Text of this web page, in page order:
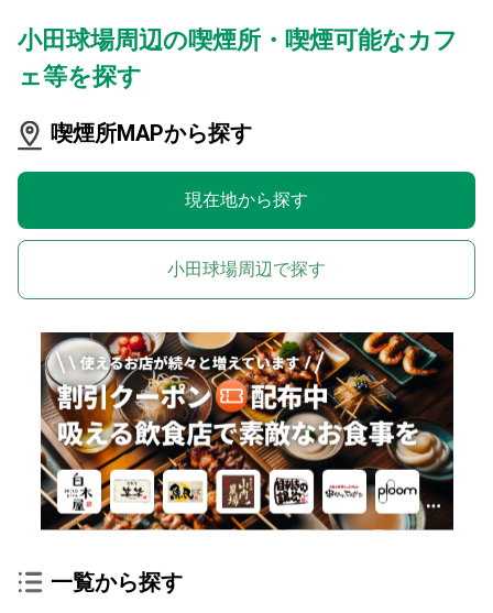
小田球場周辺の喫煙所・喫煙可能なカフ
ェ等を探す
喫煙所MAPから探す
現在地から探す
小田球場周辺で探す
一覧から探す